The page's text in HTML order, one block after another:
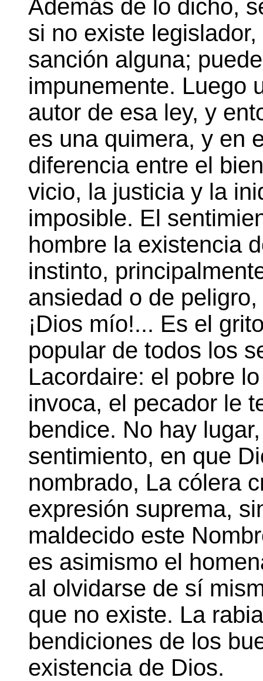
Además de lo dicho,
si no existe
sanción alguna;
impunemente. Luego
autor de esa ley, y
es una quimera, y en
diferencia entre el
vicio, la justicia y la
imposible. El
hombre la existencia
instinto,
ansiedad o de
¡Dios mío!... Es el
popular de todos los
Lacordaire: el pobre
invoca, el pecador le
bendice. No hay
sentimiento, en que
nombrado, La cólera
expresión suprema,
maldecido este
es asimismo el
al olvidarse de sí
que no existe. La
bendiciones de los
existencia de Dios.